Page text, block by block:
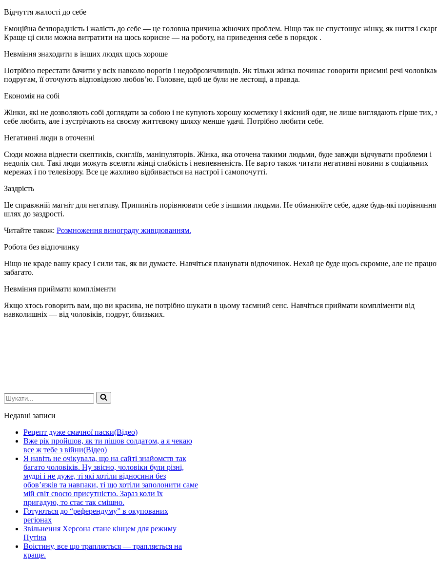
Відчуття жалості до себе
Емоційна безпорадність і жалість до себе — це головна причина жіночих проблем. Ніщо так не спустошує жінку, як ниття і
Краще ці сили можна витратити на щось корисне — на роботу, на приведення себе в порядок .
Невміння знаходити в інших людях щось хороше
Потрібно перестати бачити у всіх навколо ворогів і недоброзичливців. Як тільки жінка починає говорити приємні речі
подругам, її оточують відповідною любов’ю. Головне, щоб це були не лестощі, а правда.
Економія на собі
Жінки, які не дозволяють собі доглядати за собою і не купують хорошу косметику і якісний одяг, не лише виглядають гірше тих,
себе любить, але і зустрічають на своєму життєвому шляху менше удачі. Потрібно любити себе.
Негативні люди в оточенні
Сюди можна віднести скептиків, скигліїв, маніпуляторів. Жінка, яка оточена такими людьми, буде завжди відчувати проблеми і
недолік сил. Такі люди можуть вселяти жінці слабкість і невпевненість. Не варто також читати негативні новини в соціальних
мережах і по телевізору. Все це жахливо відбивається на настрої і самопочутті.
Заздрість
Це справжній магніт для негативу. Припиніть порівнювати себе з іншими людьми. Не обманюйте себе, адже будь-які
шлях до заздрості.
Читайте також: Розмноження винограду живцюванням.
Робота без відпочинку
Ніщо не краде вашу красу і сили так, як ви думаєте. Навчіться планувати відпочинок. Нехай це буде щось скромне, але не
забагато.
Невміння приймати компліменти
Якщо хтось говорить вам, що ви красива, не потрібно шукати в цьому таємний сенс. Навчіться приймати компліменти від
навколишніх — від чоловіків, подруг, близьких.
Шукати...
Недавні записи
Рецепт дуже смачної паски(Відео)
Вже рік пройшов, як ти пішов солдатом, а я чекаю
все ж тебе з війни(Відео)
Я навіть не очікувала, що на сайті знайомств так
багато чоловіків. Ну звісно, чоловіки були різні,
мудрі і не дуже, ті які хотіли відносини без
обов’язків та навпаки, ті що хотіли заполонити саме
мій світ своєю присутністю. Зараз коли їх
пригадую, то стає так смішно.
Готуються до “референдуму” в окупованих
регіонах
Звільнення Херсона стане кінцем для режиму
Путіна
Воістину, все що трапляється — трапляється на
краще.